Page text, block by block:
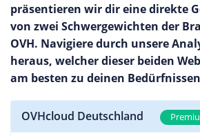
präsentieren wir dir eine direkte
von zwei Schwergewichten der
OVH. Navigiere durch unsere
heraus, welcher dieser beiden
am besten zu deinen
OVHcloud Deutschland